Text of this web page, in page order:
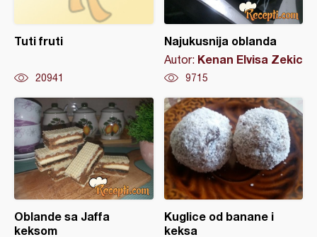
Tuti fruti
20941
Najukusnija oblanda
Autor: Kenan Elvisa Zekic
9715
Oblande sa Jaffa
keksom
Kuglice od banane i
keksa